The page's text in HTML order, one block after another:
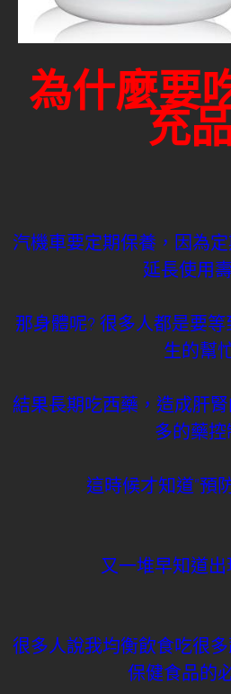
為什麼要
充
汽機車要定期保養，因為
延長使用
那身體呢? 很多人都是要
生的幫
結果長期吃西藥，造成肝
多的藥控
這時候才知道"預
又一堆早知道出
很多人說我均衡飲食吃很
保健食品的